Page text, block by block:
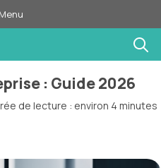
Menu
: Guide 2026
de lecture : environ 4 minutes